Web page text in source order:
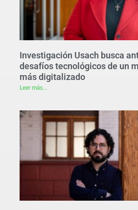
Investigación Usach busca
desafíos tecnológicos de un
más digitalizado
Leer más...